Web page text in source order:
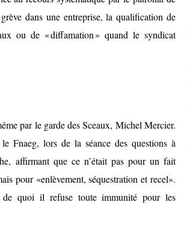
dans une entreprise, la qualification de
ou de « diffamation » quand le syndicat
par le garde des Sceaux, Michel Mercier.
Fnaeg, lors de la séance des questions à
affirmant que ce n’était pas pour un fait
pour «enlèvement, séquestration et recel».
quoi il refuse toute immunité pour les